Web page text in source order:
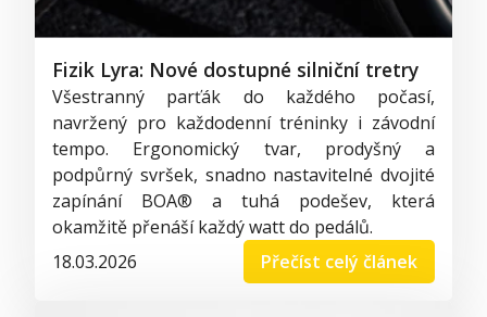
Fizik Lyra: Nové dostupné silniční tretry
Všestranný parťák do každého počasí,
navržený pro každodenní tréninky i závodní
tempo. Ergonomický tvar, prodyšný a
podpůrný svršek, snadno nastavitelné dvojité
zapínání BOA® a tuhá podešev, která
okamžitě přenáší každý watt do pedálů.
18.03.2026
Přečíst celý článek